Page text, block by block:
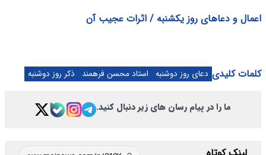
اعمال و دعاهای روز یکشنبه / اثرات عجیب آن
کلمات کلیدی دعای روز دوشنبه استاد محسن فرهمند ذکر روز دوشنبه
ما را در پیام رسان های زیر دنبال کنید.